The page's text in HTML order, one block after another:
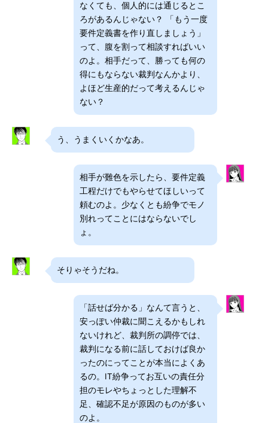
なくても、個人的には通じるとこ
ろがあるんじゃない？ 「もう一度
要件定義書を作り直しましょう」
って、腹を割って相談すればいい
のよ。相手だって、勝っても何の
得にもならない裁判なんかより、
よほど生産的だって考えるんじゃ
ない？
う、うまくいくかなあ。
相手が難色を示したら、要件定義
工程だけでもやらせてほしいって
頼むのよ。少なくとも紛争でモノ
別れってことにはならないでし
ょ。
そりゃそうだね。
「話せば分かる」なんて言うと、
安っぽい仲裁に聞こえるかもしれ
ないけれど、裁判所の調停では、
裁判になる前に話しておけば良か
ったのにってことが本当によくあ
るの。IT紛争ってお互いの責任分
担のモレやちょっとした理解不
足、確認不足が原因のものが多い
のよ。